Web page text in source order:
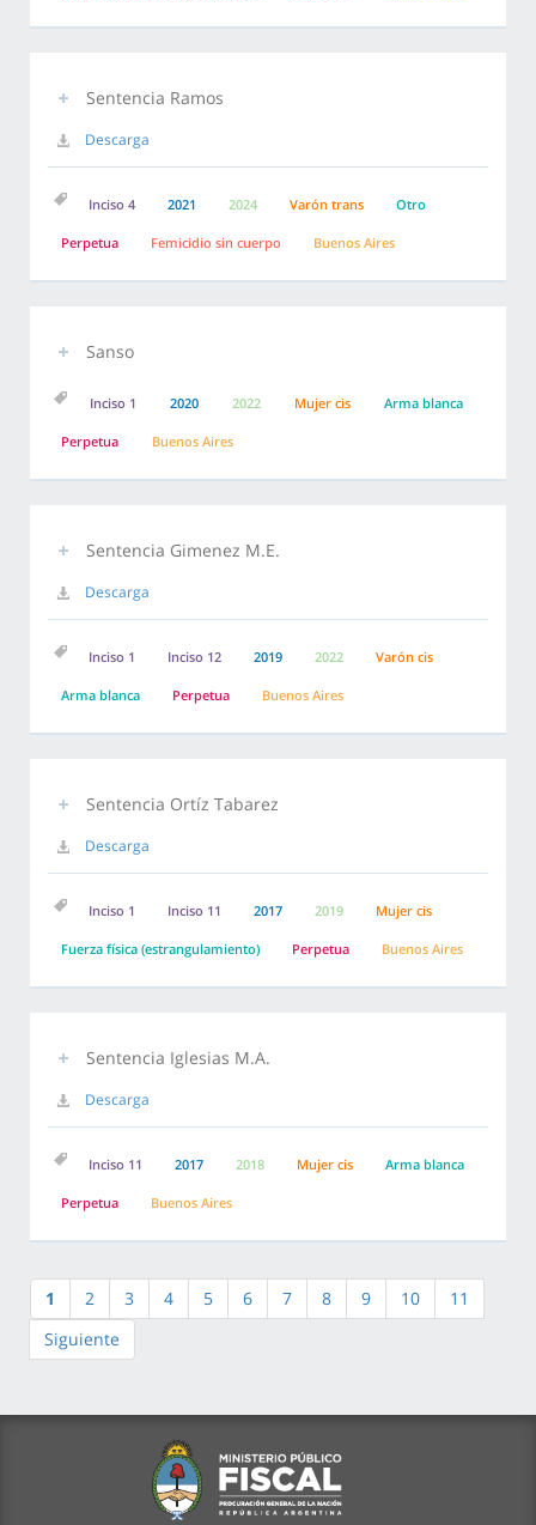
Sentencia Ramos
Descarga
Inciso 4 2021 2024 Varón trans Otro
Perpetua Femicidio sin cuerpo Buenos Aires
Sanso
Inciso 1 2020 2022 Mujer cis Arma blanca
Perpetua Buenos Aires
Sentencia Gimenez M.E.
Descarga
Inciso 1 Inciso 12 2019 2022 Varón cis
Arma blanca Perpetua Buenos Aires
Sentencia Ortíz Tabarez
Descarga
Inciso 1 Inciso 11 2017 2019 Mujer cis
Fuerza física (estrangulamiento) Perpetua Buenos Aires
Sentencia Iglesias M.A.
Descarga
Inciso 11 2017 2018 Mujer cis Arma blanca
Perpetua Buenos Aires
1 2 3 4 5 6 7 8 9 10
11
Siguiente